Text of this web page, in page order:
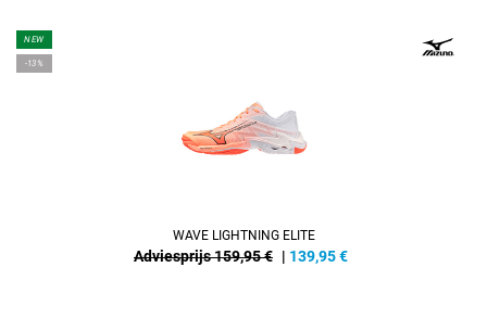
NEW
-13%
WAVE LIGHTNING ELITE
Adviesprijs 159,95 € | 139,95€